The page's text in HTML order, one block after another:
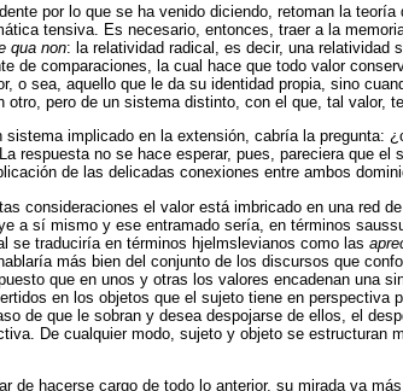
por lo que se ha venido diciendo, retoman la teoría
tensiva. Es necesario, entonces, traer a la
qua non: la relatividad radical, es decir, una relatividad
de comparaciones, la cual hace que todo valor
o sea, aquello que le da su identidad propia, sino
pero de un sistema distinto, con el que, tal valor,
sistema implicado en la extensión, cabría la pregunta:
respuesta no se hace esperar, pues, pareciera que
de las delicadas conexiones entre ambos
consideraciones el valor está imbricado en una red
a sí mismo y ese entramado sería, en términos
se traduciría en términos hjelmslevianos como las
más bien del conjunto de los discursos que
que en unos y otras los valores encadenan una
en los objetos que el sujeto tiene en perspectiva
de que le sobran y desea despojarse de ellos, el
De cualquier modo, sujeto y objeto se estructuran
de hacerse cargo de todo lo anterior, su mirada va